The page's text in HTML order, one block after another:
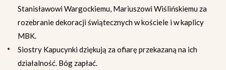
Stanisławowi Wargockiemu, Mariuszowi Wiślińskiemu za
rozebranie dekoracji świątecznych w kościele i w kaplicy
MBK.
Siostry Kapucynki dziękują za ofiarę przekazaną na ich
działalność. Bóg zapłać.